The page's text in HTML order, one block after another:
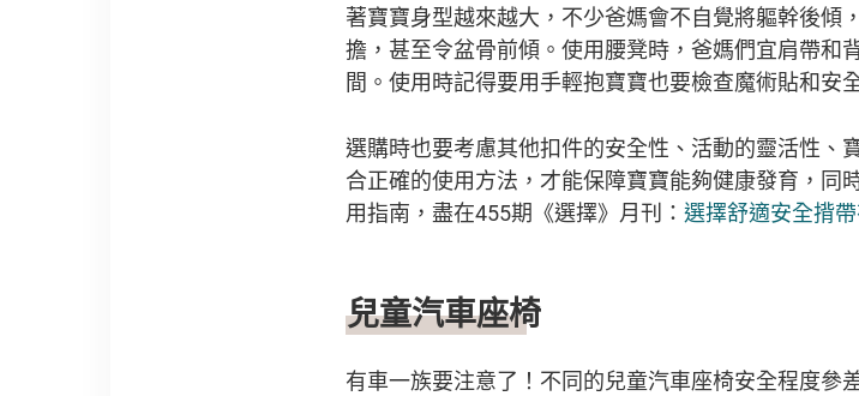
著寶寶身型越來越大，不少爸媽會不自覺將軀幹後傾
擔，甚至令盆骨前傾。使用腰凳時，爸媽們宜肩帶和
間。使用時記得要用手輕抱寶寶也要檢查魔術貼和安
選購時也要考慮其他扣件的安全性、活動的靈活性、
合正確的使用方法，才能保障寶寶能夠健康發育，同
用指南，盡在455期《選擇》月刊： 選擇舒適安全揹
兒童汽車座椅
有車一族要注意了！不同的兒童汽車座椅安全程度參